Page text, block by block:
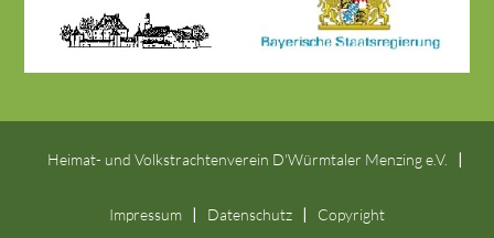
Heimat- und Volkstrachtenverein D'Würmtaler Menzing e.V.
Impressum Datenschutz Copyright